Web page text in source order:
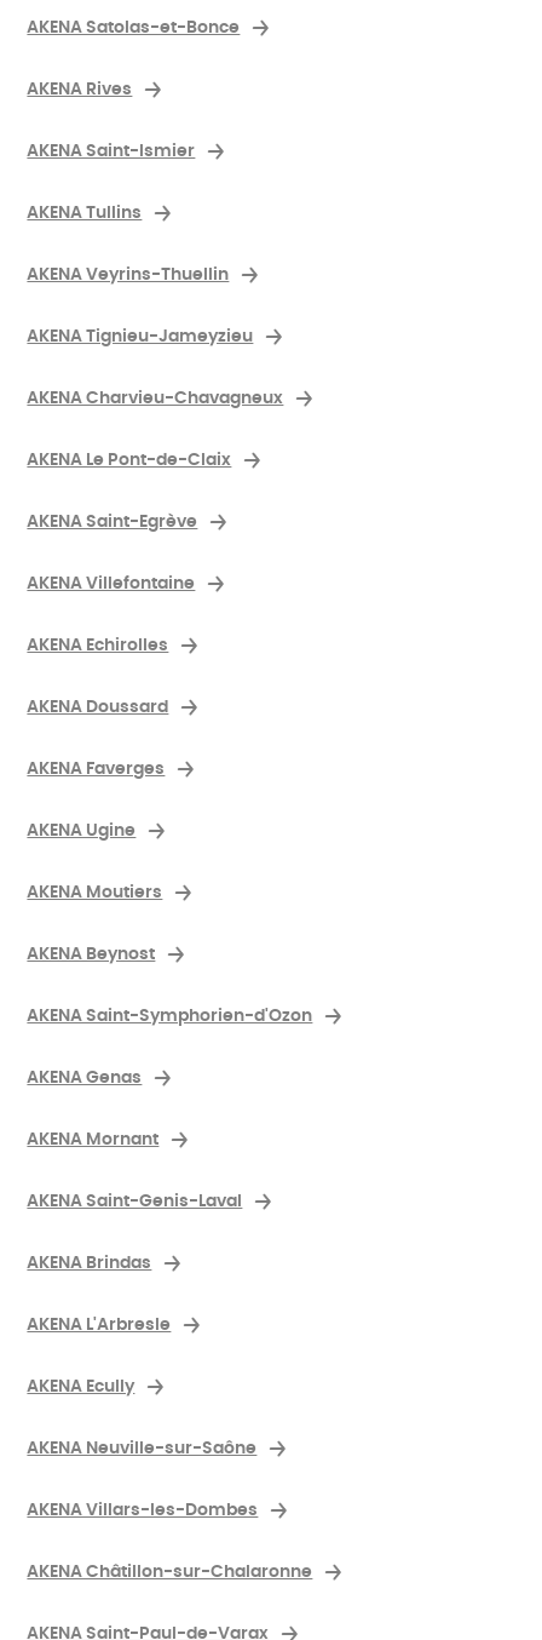
AKENA Satolas-et-Bonce
AKENA Rives
AKENA Saint-Ismier
AKENA Tullins
AKENA Veyrins-Thuellin
AKENA Tignieu-Jameyzieu
AKENA Charvieu-Chavagneux
AKENA Le Pont-de-Claix
AKENA Saint-Egrève
AKENA Villefontaine
AKENA Echirolles
AKENA Doussard
AKENA Faverges
AKENA Ugine
AKENA Moutiers
AKENA Beynost
AKENA Saint-Symphorien-d'Ozon
AKENA Genas
AKENA Mornant
AKENA Saint-Genis-Laval
AKENA Brindas
AKENA L'Arbresle
AKENA Ecully
AKENA Neuville-sur-Saône
AKENA Villars-les-Dombes
AKENA Châtillon-sur-Chalaronne
AKENA Saint-Paul-de-Varax